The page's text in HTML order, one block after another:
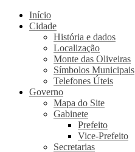
Início
Cidade
História e dados
Localização
Monte das Oliveiras
Símbolos Municipais
Telefones Úteis
Governo
Mapa do Site
Gabinete
Prefeito
Vice-Prefeito
Secretarias